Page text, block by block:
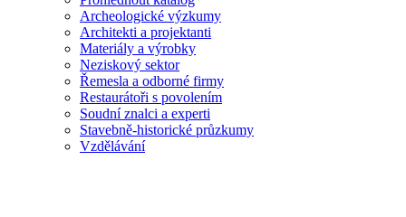
Archeologické výzkumy
Architekti a projektanti
Materiály a výrobky
Neziskový sektor
Řemesla a odborné firmy
Restaurátoři s povolením
Soudní znalci a experti
Stavebně-historické průzkumy
Vzdělávání